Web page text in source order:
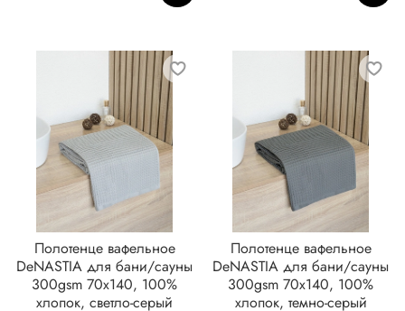
Полотенце вафельное
DeNASTIA для бани/сауны
300gsm 70x140, 100%
хлопок, светло-серый
Полотенце вафельное
DeNASTIA для бани/сауны
300gsm 70x140, 100%
хлопок, темно-серый